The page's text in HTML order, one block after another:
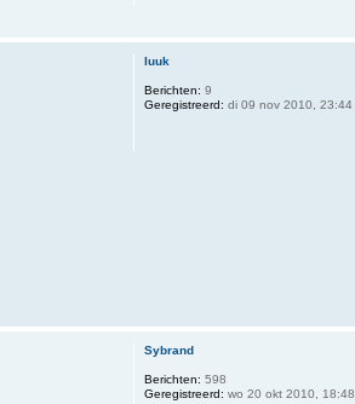
luuk
Berichten: 9
Geregistreerd: di 09 nov 2010, 23:44
Sybrand
Berichten: 598
Geregistreerd: wo 20 okt 2010, 18:48